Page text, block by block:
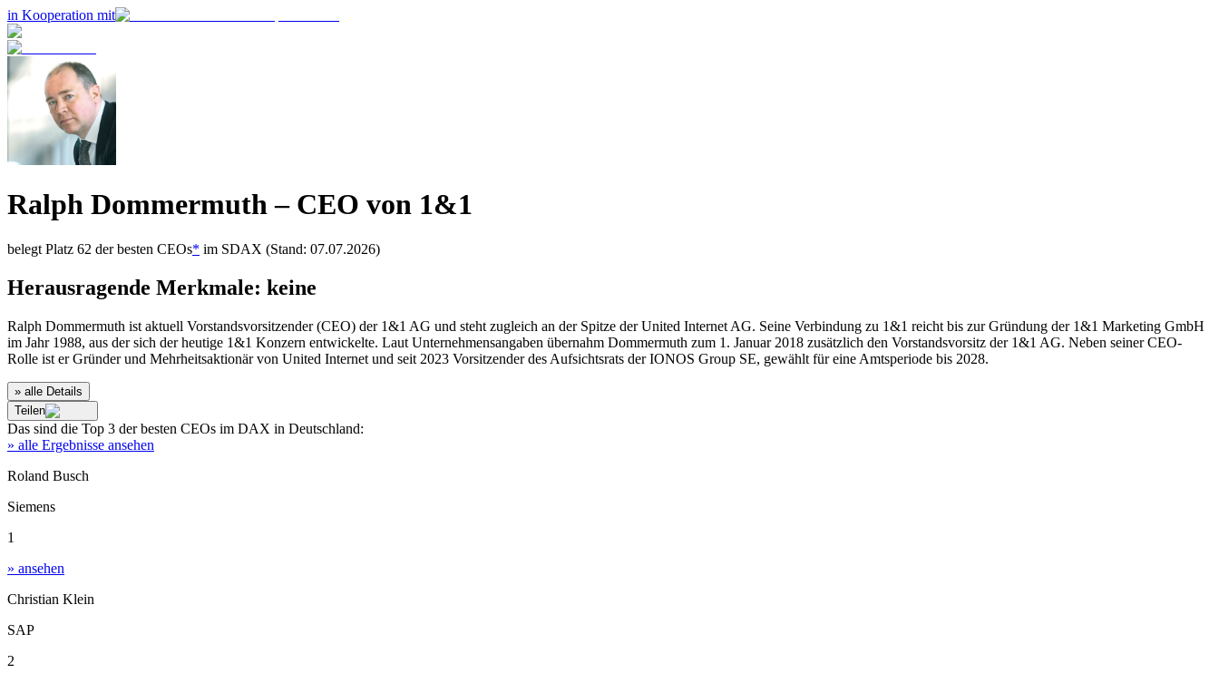
in Kooperation mit
Ralph Dommermuth– CEO von 1&1
belegt Platz 62 der besten CEOs* im SDAX (Stand: 07.07.2026)
Herausragende Merkmale: keine
Ralph Dommermuth ist aktuell Vorstandsvorsitzender (CEO) der 1&1 AG und steht zugleich an der Spitze der United Internet AG. Seine Verbindung zu 1&1 reicht bis zur Gründung der 1&1 Marketing GmbH
im Jahr 1988, aus der sich der heutige 1&1 Konzern entwickelte. Laut Unternehmensangaben übernahm Dommermuth zum 1. Januar 2018 zusätzlich den Vorstandsvorsitz der 1&1 AG. Neben seiner CEO-
Rolle ist er Gründer und Mehrheitsaktionär von United Internet und seit 2023 Vorsitzender des Aufsichtsrats der IONOS Group SE, gewählt für eine Amtsperiode bis 2028.
» alle Details
Teilen
Das sind die Top 3 der besten CEOs im DAX in Deutschland:
» alle Ergebnisse ansehen
Roland Busch
Siemens
1
» ansehen
Christian Klein
SAP
2